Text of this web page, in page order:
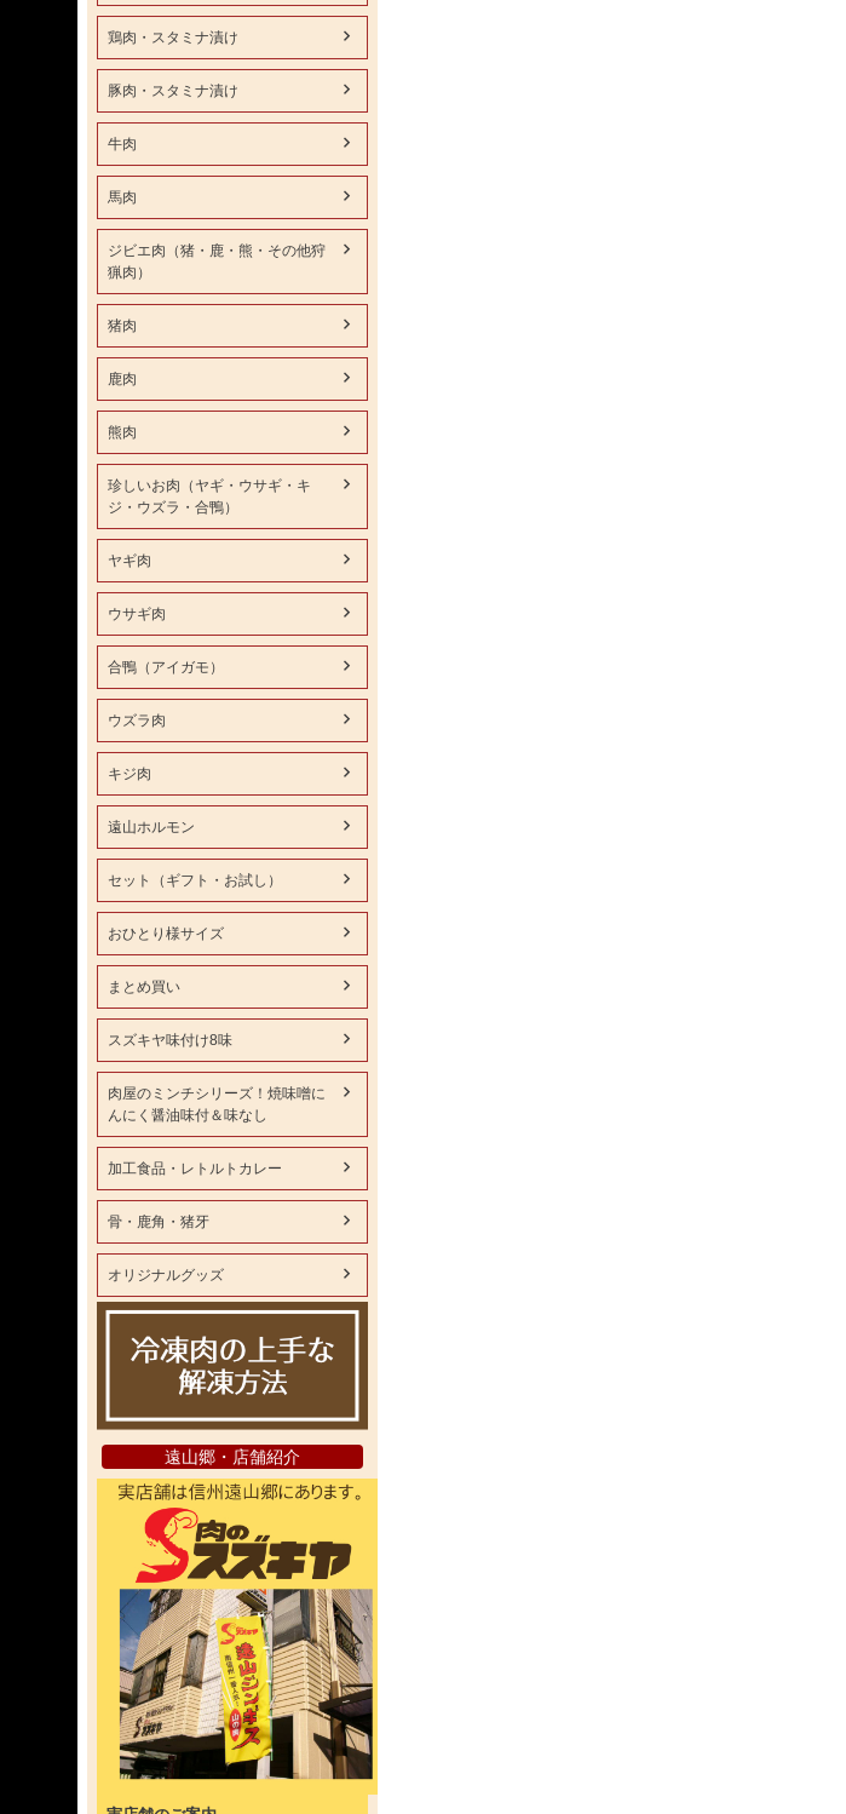
鶏肉・スタミナ漬け
豚肉・スタミナ漬け
牛肉
馬肉
ジビエ肉（猪・鹿・熊・その他狩
猟肉）
猪肉
鹿肉
熊肉
珍しいお肉（ヤギ・ウサギ・キ
ジ・ウズラ・合鴨）
ヤギ肉
ウサギ肉
合鴨（アイガモ）
ウズラ肉
キジ肉
遠山ホルモン
セット（ギフト・お試し）
おひとり様サイズ
まとめ買い
スズキヤ味付け8味
肉屋のミンチシリーズ！焼味噌に
んにく醤油味付＆味なし
加工食品・レトルトカレー
骨・鹿角・猪牙
オリジナルグッズ
遠山郷・店舗紹介